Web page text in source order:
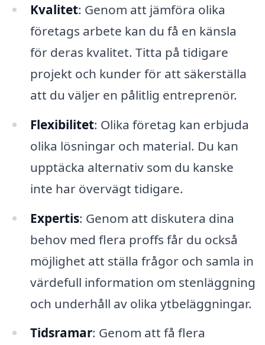
Kvalitet: Genom att jämföra olika
företags arbete kan du få en känsla
för deras kvalitet. Titta på tidigare
projekt och kunder för att säkerställa
att du väljer en pålitlig entreprenör.
Flexibilitet: Olika företag kan erbjuda
olika lösningar och material. Du kan
upptäcka alternativ som du kanske
inte har övervägt tidigare.
Expertis: Genom att diskutera dina
behov med flera proffs får du också
möjlighet att ställa frågor och samla in
värdefull information om stenläggning
och underhåll av olika ytbeläggningar.
Tidsramar: Genom att få flera